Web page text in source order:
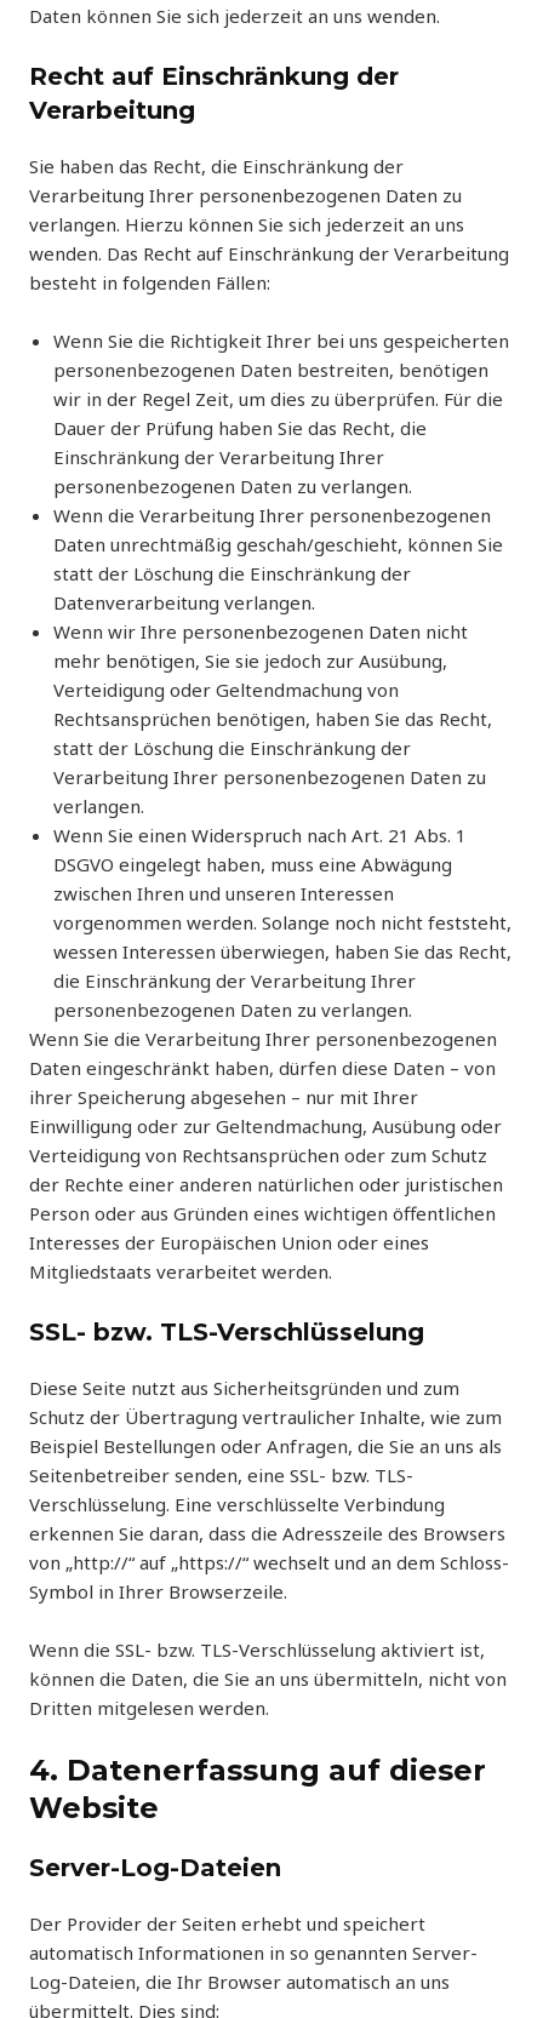
Daten können Sie sich jederzeit an uns wenden.
Recht auf Einschränkung der
Verarbeitung
Sie haben das Recht, die Einschränkung der
Verarbeitung Ihrer personenbezogenen Daten zu
verlangen. Hierzu können Sie sich jederzeit an uns
wenden. Das Recht auf Einschränkung der Verarbeitung
besteht in folgenden Fällen:
Wenn Sie die Richtigkeit Ihrer bei uns gespeicherten
personenbezogenen Daten bestreiten, benötigen
wir in der Regel Zeit, um dies zu überprüfen. Für die
Dauer der Prüfung haben Sie das Recht, die
Einschränkung der Verarbeitung Ihrer
personenbezogenen Daten zu verlangen.
Wenn die Verarbeitung Ihrer personenbezogenen
Daten unrechtmäßig geschah/geschieht, können Sie
statt der Löschung die Einschränkung der
Datenverarbeitung verlangen.
Wenn wir Ihre personenbezogenen Daten nicht
mehr benötigen, Sie sie jedoch zur Ausübung,
Verteidigung oder Geltendmachung von
Rechtsansprüchen benötigen, haben Sie das Recht,
statt der Löschung die Einschränkung der
Verarbeitung Ihrer personenbezogenen Daten zu
verlangen.
Wenn Sie einen Widerspruch nach Art. 21 Abs. 1
DSGVO eingelegt haben, muss eine Abwägung
zwischen Ihren und unseren Interessen
vorgenommen werden. Solange noch nicht feststeht,
wessen Interessen überwiegen, haben Sie das Recht,
die Einschränkung der Verarbeitung Ihrer
personenbezogenen Daten zu verlangen.
Wenn Sie die Verarbeitung Ihrer personenbezogenen
Daten eingeschränkt haben, dürfen diese Daten – von
ihrer Speicherung abgesehen – nur mit Ihrer
Einwilligung oder zur Geltendmachung, Ausübung oder
Verteidigung von Rechtsansprüchen oder zum Schutz
der Rechte einer anderen natürlichen oder juristischen
Person oder aus Gründen eines wichtigen öffentlichen
Interesses der Europäischen Union oder eines
Mitgliedstaats verarbeitet werden.
SSL- bzw. TLS-Verschlüsselung
Diese Seite nutzt aus Sicherheitsgründen und zum
Schutz der Übertragung vertraulicher Inhalte, wie zum
Beispiel Bestellungen oder Anfragen, die Sie an uns als
Seitenbetreiber senden, eine SSL- bzw. TLS-
Verschlüsselung. Eine verschlüsselte Verbindung
erkennen Sie daran, dass die Adresszeile des Browsers
von „http://“ auf „https://“ wechselt und an dem Schloss-
Symbol in Ihrer Browserzeile.
Wenn die SSL- bzw. TLS-Verschlüsselung aktiviert ist,
können die Daten, die Sie an uns übermitteln, nicht von
Dritten mitgelesen werden.
4. Datenerfassung auf dieser
Website
Server-Log-Dateien
Der Provider der Seiten erhebt und speichert
automatisch Informationen in so genannten Server-
Log-Dateien, die Ihr Browser automatisch an uns
übermittelt. Dies sind: